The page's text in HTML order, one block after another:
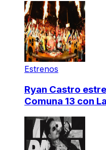
Estrenos
Ryan Castro
Comuna 13 con